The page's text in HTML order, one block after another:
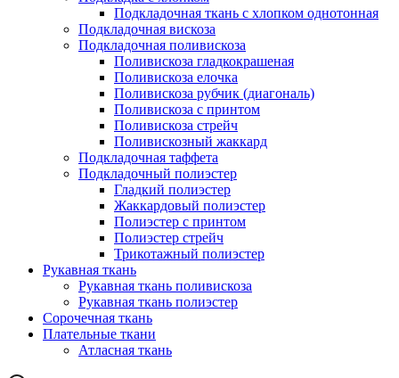
Подкладочная ткань с хлопком однотонная
Подкладочная вискоза
Подкладочная поливискоза
Поливискоза гладкокрашеная
Поливискоза елочка
Поливискоза рубчик (диагональ)
Поливискоза с принтом
Поливискоза стрейч
Поливискозный жаккард
Подкладочная таффета
Подкладочный полиэстер
Гладкий полиэстер
Жаккардовый полиэстер
Полиэстер с принтом
Полиэстер стрейч
Трикотажный полиэстер
Рукавная ткань
Рукавная ткань поливискоза
Рукавная ткань полиэстер
Сорочечная ткань
Плательные ткани
Атласная ткань